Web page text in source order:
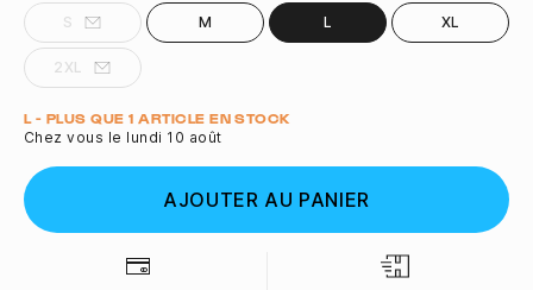
S M L XL
2XL
Quantité
L - PLUS QUE 1 ARTICLE EN STOCK
Chez vous le lundi 10 août
AJOUTER AU PANIER